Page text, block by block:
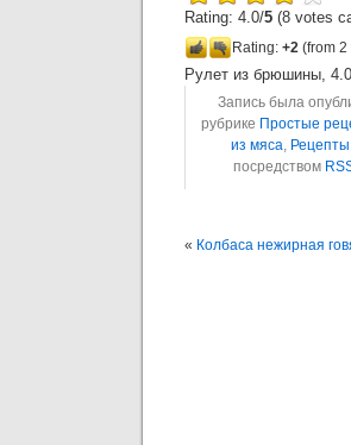
Rating: 4.0/5 (8 votes
Rating: +2 (from 2
Рулет из брюшины, 4.0
Запись была
рубрике Простые
из мяса,
посредством
« Колбаса нежирная